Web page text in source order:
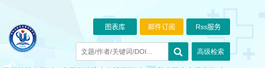
Rss服务
邮件订阅
图表库